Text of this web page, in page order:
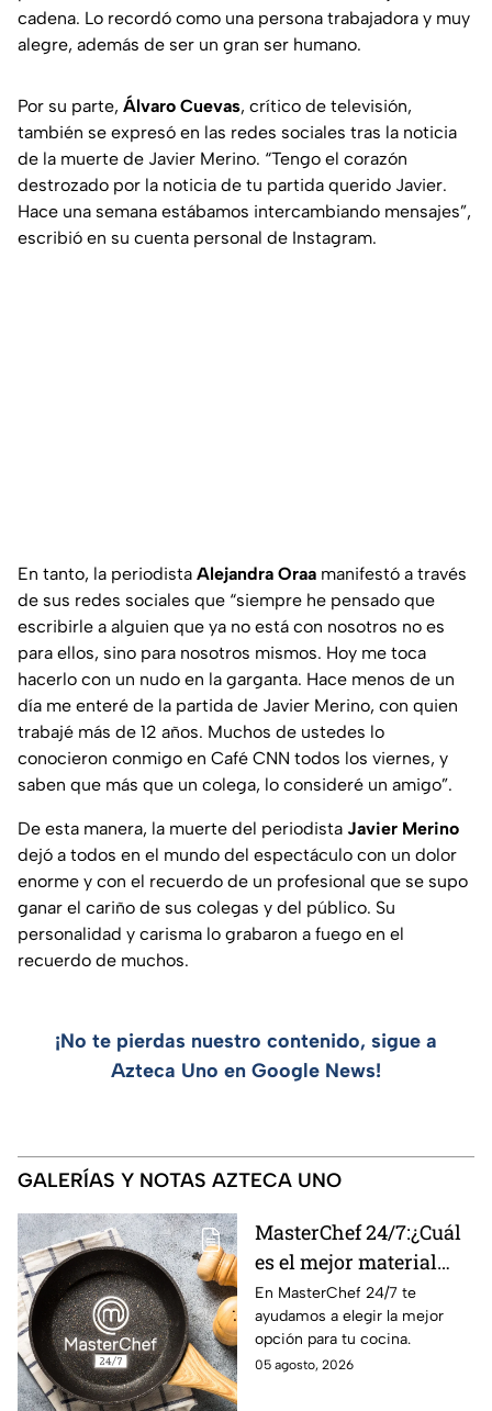
cadena. Lo recordó como una persona trabajadora y muy
alegre, además de ser un gran ser humano.
Por su parte, Álvaro Cuevas, crítico de televisión,
también se expresó en las redes sociales tras la noticia
de la muerte de Javier Merino. “Tengo el corazón
destrozado por la noticia de tu partida querido Javier.
Hace una semana estábamos intercambiando mensajes”,
escribió en su cuenta personal de Instagram.
En tanto, la periodista Alejandra Oraa manifestó a través
de sus redes sociales que “siempre he pensado que
escribirle a alguien que ya no está con nosotros no es
para ellos, sino para nosotros mismos. Hoy me toca
hacerlo con un nudo en la garganta. Hace menos de un
día me enteré de la partida de Javier Merino, con quien
trabajé más de 12 años. Muchos de ustedes lo
conocieron conmigo en Café CNN todos los viernes, y
saben que más que un colega, lo consideré un amigo”.
De esta manera, la muerte del periodista Javier Merino
dejó a todos en el mundo del espectáculo con un dolor
enorme y con el recuerdo de un profesional que se supo
ganar el cariño de sus colegas y del público. Su
personalidad y carisma lo grabaron a fuego en el
recuerdo de muchos.
¡No te pierdas nuestro contenido, sigue a
Azteca Uno en Google News!
GALERÍAS Y NOTAS AZTECA UNO
MasterChef 24/7:¿Cuál
es el mejor material
para una sartén?
En MasterChef 24/7 te
ayudamos a elegir la mejor
opción para tu cocina.
05 agosto, 2026